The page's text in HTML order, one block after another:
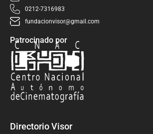
0212-7316983
fundacionvisor@gmail.com
Patrocinado por
Directorio Visor